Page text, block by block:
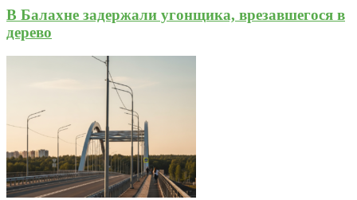
В Балахне задержали угонщика, врезавшегося в
дерево